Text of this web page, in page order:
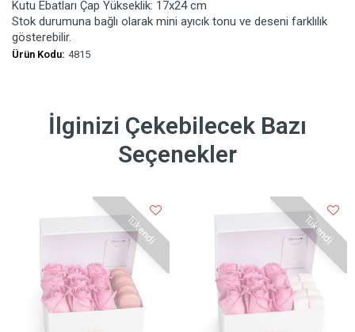
Kutu Ebatları Çap Yükseklik: 17x24 cm
Stok durumuna bağlı olarak mini ayıcık tonu ve deseni farklılık
gösterebilir.
Ürün Kodu: 4815
İlginizi Çekebilecek Bazı
Seçenekler
Tükendi Tükendi